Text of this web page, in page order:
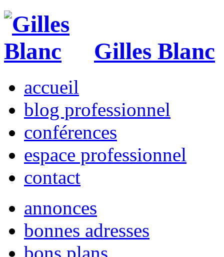
Gilles Blanc
accueil
blog professionnel
conférences
espace professionnel
contact
annonces
bonnes adresses
bons plans